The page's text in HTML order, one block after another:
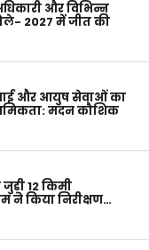
और विभिन्न
2027 में जीत की
और आयुष सेवाओं का
मदन कौशिक
जुड़ी 12 किमी
ने किया निरीक्षण…